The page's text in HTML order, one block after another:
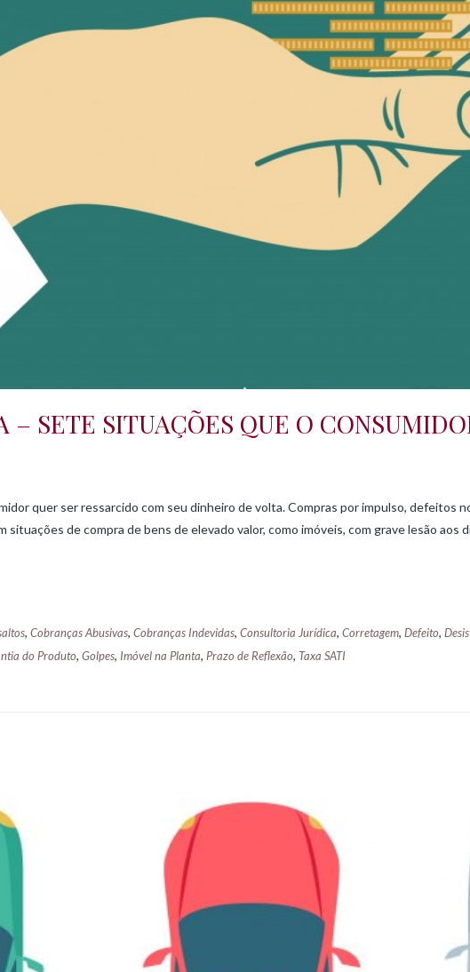
– SETE SITUAÇÕES QUE O
quer ser ressarcido com seu dinheiro de volta. Compras por impulso, defeitos
situações de compra de bens de elevado valor, como imóveis, com grave lesão
, Cobranças Abusivas, Cobranças Indevidas, Consultoria Jurídica, Corretagem, Defeito,
do Produto, Golpes, Imóvel na Planta, Prazo de Reflexão, Taxa SATI